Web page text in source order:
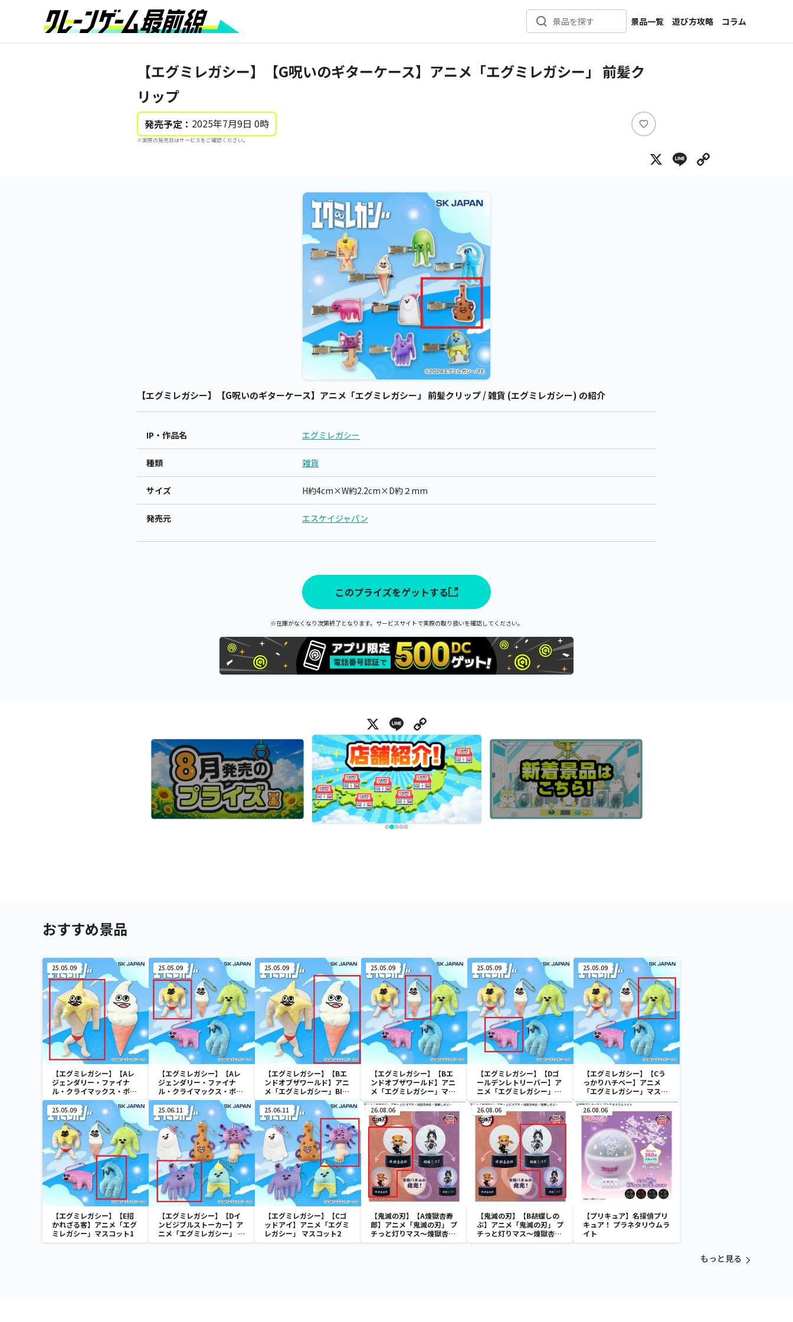
景品を探す
景品一覧
新着景品
カテゴリ一覧
遊び方攻略
コラム
インタビュー
【エグミレガシー】【G呪いのギターケース】アニメ「エグミレガシー」 前髪ク
リップ
発売予定： 2025年7月9日 0時
※実際の発売日はサービスをご確認ください。
い
ね
X Line
【エグミレガシー】【G呪いのギターケース】アニメ「エグミレガシー」 前髪クリップ / 雑貨 (エグミレガシー) の紹介
IP・作品名 エグミレガシー
種類 雑貨
サイズ H約4cm×W約2.2cm×D約２mm
発売元 エスケイジャパン
このプライズをゲットする
※在庫がなくなり次第終了となります。サービスサイトで実際の取り扱いを確認してください。
X Line
おすすめ景品
25.05.09
【エグミレガシー】【Aレ
ジェンダリー・ファイナ
ル・クライマックス・ボ
ム】アニメ「エグミレガシ
ー」BIGぬいぐるみ
25.05.09
【エグミレガシー】【Aレ
ジェンダリー・ファイナ
ル・クライマックス・ボ
ム】アニメ「エグミレガシ
ー」マスコット1
25.05.09
【エグミレガシー】【Bエ
ンドオブザワールド】アニ
メ「エグミレガシー」BIG
ぬいぐるみ
25.05.09
【エグミレガシー】【Bエ
ンドオブザワールド】アニ
メ「エグミレガシー」マス
コット1
25.05.09
【エグミレガシー】【Dゴ
ールデンレトリーバー】ア
ニメ「エグミレガシー」マ
スコット1
25.05.09
【エグミレガシー】【Cう
っかりハチベー】アニメ
「エグミレガシー」マスコ
ット1
25.05.09
【エグミレガシー】【E招
かれざる客】アニメ「エグ
ミレガシー」マスコット1
25.06.11
【エグミレガシー】【Dイ
ンビジブルストーカー】ア
ニメ「エグミレガシー」 マ
スコット2
25.06.11
【エグミレガシー】【Cゴ
ッドアイ】アニメ「エグミ
レガシー」 マスコット2
26.08.06
【鬼滅の刃】【A煉獄杏寿
郎】アニメ「鬼滅の刃」 プ
チっと灯りマス～煉獄杏寿
郎・胡蝶しのぶ～
26.08.06
【鬼滅の刃】【B胡蝶しの
ぶ】アニメ「鬼滅の刃」 プ
チっと灯りマス～煉獄杏寿
郎・胡蝶しのぶ～
26.08.06
【プリキュア】名探偵プリ
キュア！ プラネタリウムラ
イト
もっと見る